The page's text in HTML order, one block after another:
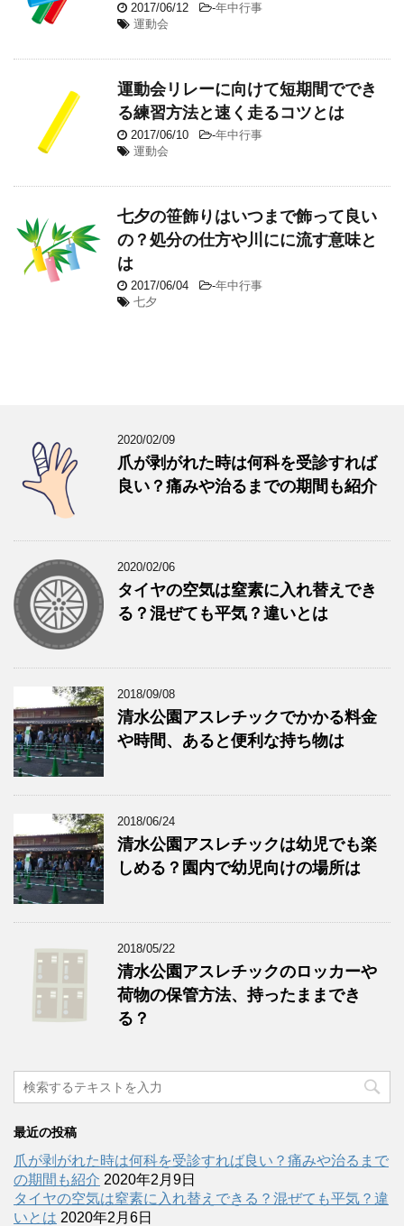
2017/06/12 -年中行事
運動会
運動会リレーに向けて短期間ででき
る練習方法と速く走るコツとは
2017/06/10 -年中行事
運動会
七夕の笹飾りはいつまで飾って良い
の？処分の仕方や川にに流す意味と
は
2017/06/04 -年中行事
七夕
2020/02/09
爪が剥がれた時は何科を受診すれば
良い？痛みや治るまでの期間も紹介
2020/02/06
タイヤの空気は窒素に入れ替えでき
る？混ぜても平気？違いとは
2018/09/08
清水公園アスレチックでかかる料金
や時間、あると便利な持ち物は
2018/06/24
清水公園アスレチックは幼児でも楽
しめる？園内で幼児向けの場所は
2018/05/22
清水公園アスレチックのロッカーや
荷物の保管方法、持ったままでき
る？
最近の投稿
爪が剥がれた時は何科を受診すれば良い？痛みや治るまで
の期間も紹介 2020年2月9日
タイヤの空気は窒素に入れ替えできる？混ぜても平気？違
いとは 2020年2月6日